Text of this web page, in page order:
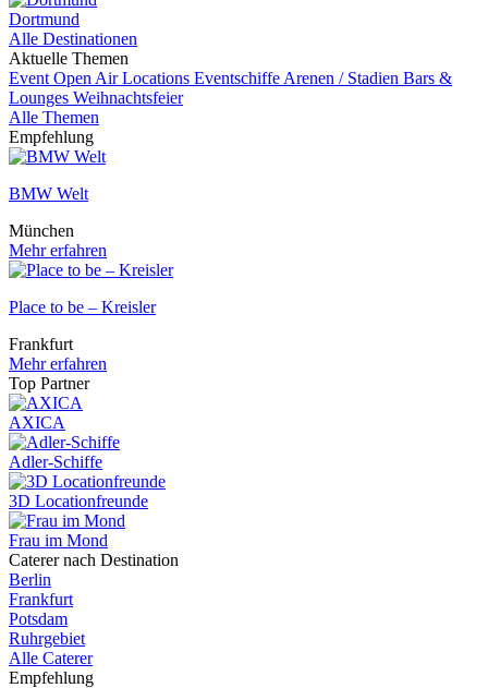
Dortmund
Alle Destinationen
Aktuelle Themen
Event Open Air Locations Eventschiffe Arenen / Stadien Bars &
Lounges Weihnachtsfeier
Alle Themen
Empfehlung
BMW Welt
München
Mehr erfahren
Place to be – Kreisler
Frankfurt
Mehr erfahren
Top Partner
AXICA
Adler-Schiffe
3D Locationfreunde
Frau im Mond
Caterer nach Destination
Berlin
Frankfurt
Potsdam
Ruhrgebiet
Alle Caterer
Empfehlung